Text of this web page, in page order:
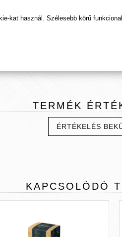
tudod beállítani, hogy
TERMÉK
ÉRTÉKELÉS
KAPCSOLÓDÓ
kat használ. Szélesebb körű